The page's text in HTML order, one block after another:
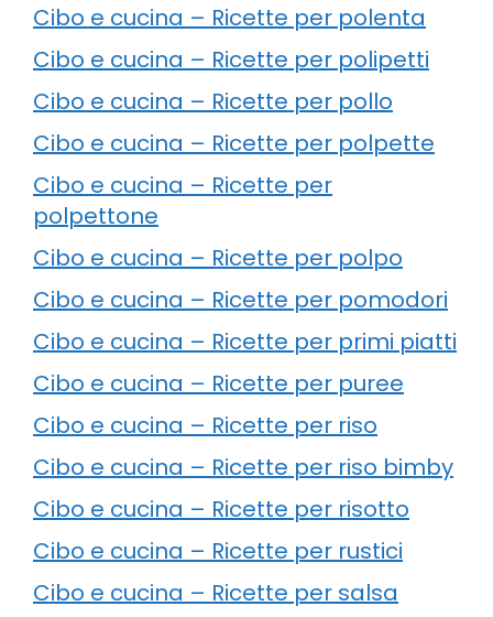
Cibo e cucina – Ricette per polenta
Cibo e cucina – Ricette per polipetti
Cibo e cucina – Ricette per pollo
Cibo e cucina – Ricette per polpette
Cibo e cucina – Ricette per
polpettone
Cibo e cucina – Ricette per polpo
Cibo e cucina – Ricette per pomodori
Cibo e cucina – Ricette per primi piatti
Cibo e cucina – Ricette per puree
Cibo e cucina – Ricette per riso
Cibo e cucina – Ricette per riso bimby
Cibo e cucina – Ricette per risotto
Cibo e cucina – Ricette per rustici
Cibo e cucina – Ricette per salsa